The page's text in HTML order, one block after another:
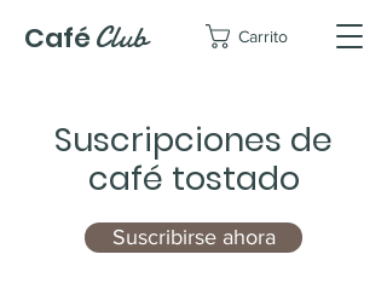
CaféClub Carrito
Suscripciones de
café tostado
Suscribirse ahora